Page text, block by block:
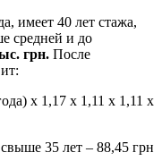
имеет 40 лет стажа,
средней и до
грн. После
х 1,17 х 1,11 х 1,11 х
свыше 35 лет – 88,45 грн